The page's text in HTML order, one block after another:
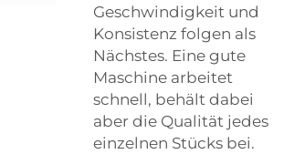
Geschwindigkeit und
Konsistenz folgen als
Nächstes. Eine gute
Maschine arbeitet
schnell, behält dabei
aber die Qualität jedes
einzelnen Stücks bei.